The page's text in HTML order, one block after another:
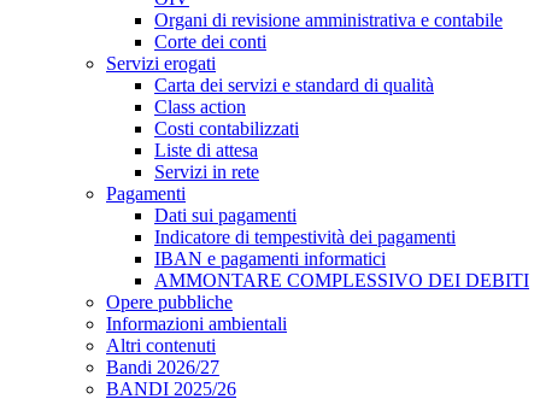
Organi di revisione amministrativa e contabile
Corte dei conti
Servizi erogati
Carta dei servizi e standard di qualità
Class action
Costi contabilizzati
Liste di attesa
Servizi in rete
Pagamenti
Dati sui pagamenti
Indicatore di tempestività dei pagamenti
IBAN e pagamenti informatici
AMMONTARE COMPLESSIVO DEI DEBITI
Opere pubbliche
Informazioni ambientali
Altri contenuti
Bandi 2026/27
BANDI 2025/26